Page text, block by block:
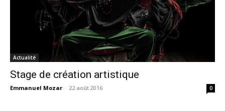
Actualité
Stage de création artistique
Emmanuel Mozar - 22 août 2016 0